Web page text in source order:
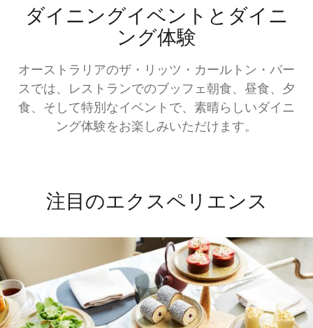
ダイニングイベントとダイニ
ング体験
オーストラリアのザ・リッツ・カールトン・パー
スでは、レストランでのブッフェ朝食、昼食、夕
食、そして特別なイベントで、素晴らしいダイニ
ング体験をお楽しみいただけます。
注目のエクスペリエンス